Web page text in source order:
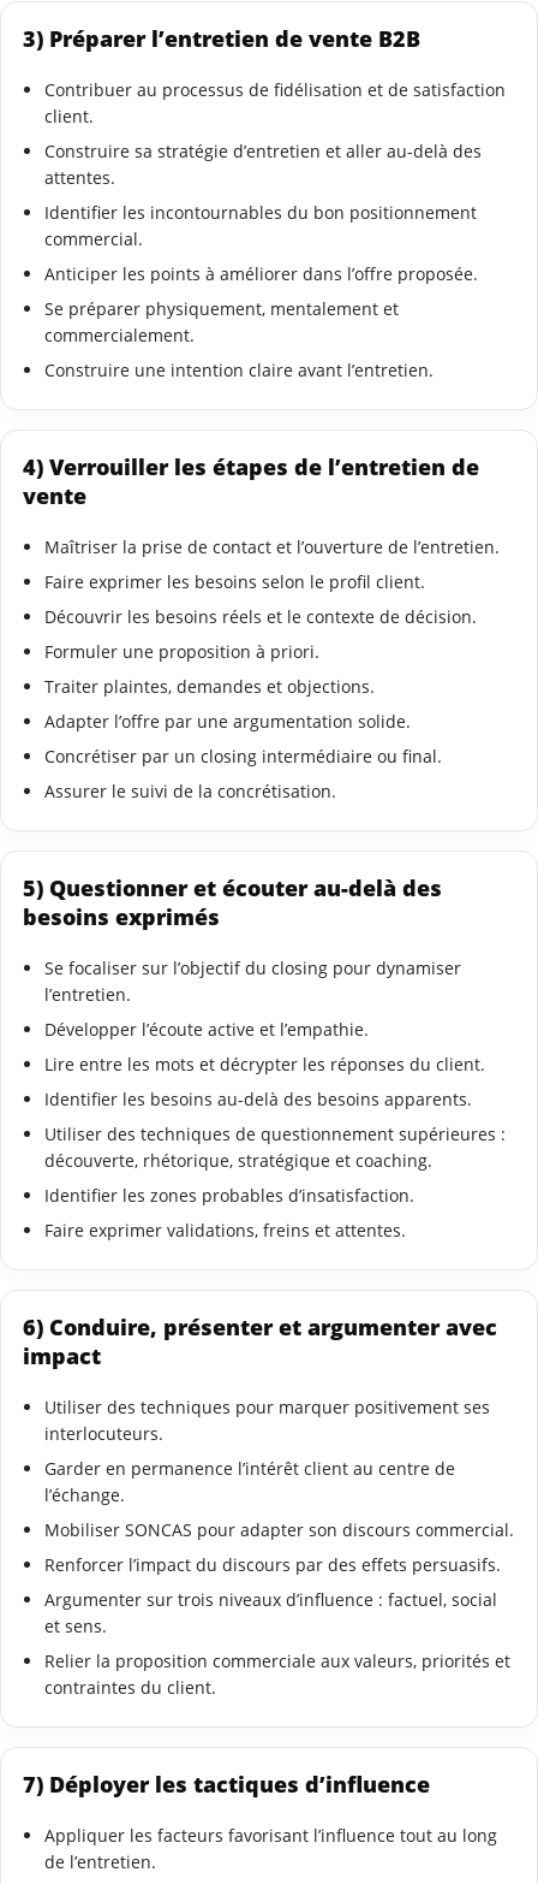
3) Préparer l’entretien de vente B2B
Contribuer au processus de fidélisation et de satisfaction
client.
Construire sa stratégie d’entretien et aller au-delà des
attentes.
Identifier les incontournables du bon positionnement
commercial.
Anticiper les points à améliorer dans l’offre proposée.
Se préparer physiquement, mentalement et
commercialement.
Construire une intention claire avant l’entretien.
4) Verrouiller les étapes de l’entretien de
vente
Maîtriser la prise de contact et l’ouverture de l’entretien.
Faire exprimer les besoins selon le profil client.
Découvrir les besoins réels et le contexte de décision.
Formuler une proposition à priori.
Traiter plaintes, demandes et objections.
Adapter l’offre par une argumentation solide.
Concrétiser par un closing intermédiaire ou final.
Assurer le suivi de la concrétisation.
5) Questionner et écouter au-delà des
besoins exprimés
Se focaliser sur l’objectif du closing pour dynamiser
l’entretien.
Développer l’écoute active et l’empathie.
Lire entre les mots et décrypter les réponses du client.
Identifier les besoins au-delà des besoins apparents.
Utiliser des techniques de questionnement supérieures :
découverte, rhétorique, stratégique et coaching.
Identifier les zones probables d’insatisfaction.
Faire exprimer validations, freins et attentes.
6) Conduire, présenter et argumenter avec
impact
Utiliser des techniques pour marquer positivement ses
interlocuteurs.
Garder en permanence l’intérêt client au centre de
l’échange.
Mobiliser SONCAS pour adapter son discours commercial.
Renforcer l’impact du discours par des effets persuasifs.
Argumenter sur trois niveaux d’influence : factuel, social
et sens.
Relier la proposition commerciale aux valeurs, priorités et
contraintes du client.
7) Déployer les tactiques d’influence
Appliquer les facteurs favorisant l’influence tout au long
de l’entretien.